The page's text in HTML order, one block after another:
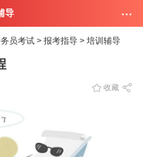
导
员考试 > 报考指导 > 培训辅导
收藏